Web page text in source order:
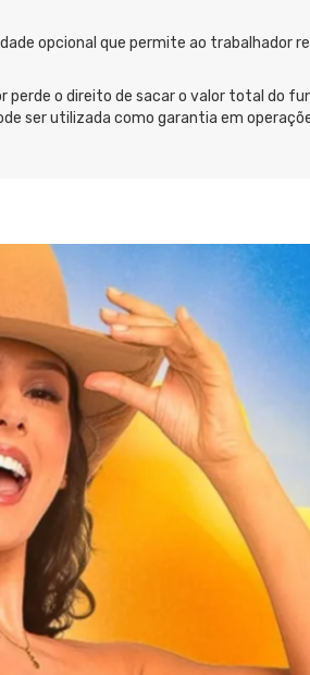
opcional que permite ao trabalhador
perde o direito de sacar o valor total do
ser utilizada como garantia em